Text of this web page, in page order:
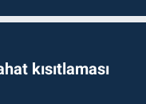
kısıtlaması